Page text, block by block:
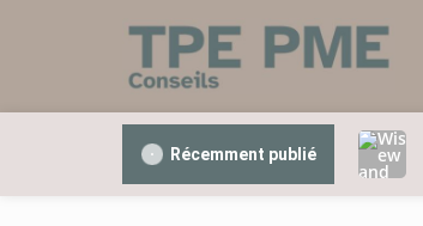
Récemment publié